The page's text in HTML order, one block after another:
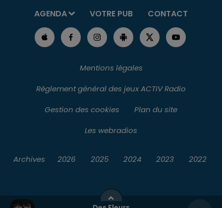
AGENDA
VOTRE PUB CONTACT
Mentions légales
Règlement général des jeux ACTIV Radio
Gestion des cookies
Plan du site
Les webradios
Archives 2026 2025 2024 2023 2022